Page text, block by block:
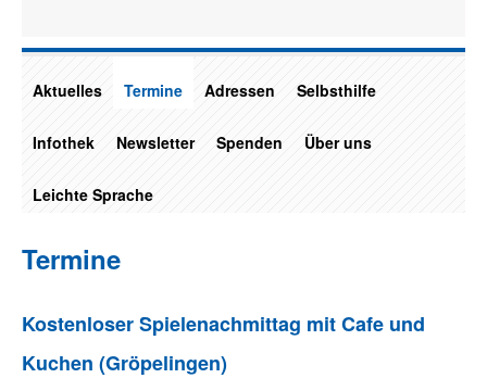
Aktuelles Termine Adressen Selbsthilfe
Infothek Newsletter Spenden Über uns
Leichte Sprache
Termine
Kostenloser Spielenachmittag mit Cafe und
Kuchen (Gröpelingen)